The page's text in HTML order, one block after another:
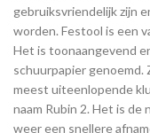
gebruiksvriendelijk zijn
worden. Festool is een
Het is toonaangevend
schuurpapier
meest uiteenlopende
naam Rubin 2. Het is
weer een snellere